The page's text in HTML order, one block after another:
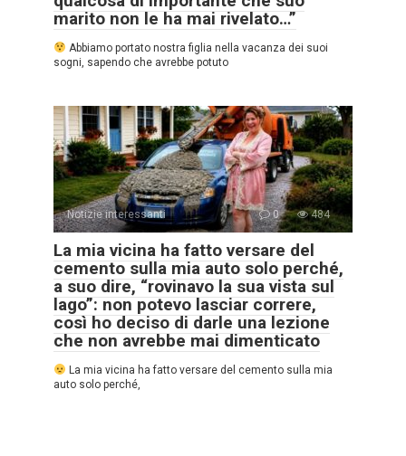
marito non le ha mai rivelato…”
Abbiamo portato nostra figlia nella vacanza dei suoi
sogni, sapendo che avrebbe potuto
Notizie interessanti 0 484
La mia vicina ha fatto versare del
cemento sulla mia auto solo perché,
a suo dire, “rovinavo la sua vista sul
lago”: non potevo lasciar correre,
così ho deciso di darle una lezione
che non avrebbe mai dimenticato
La mia vicina ha fatto versare del cemento sulla mia
auto solo perché,